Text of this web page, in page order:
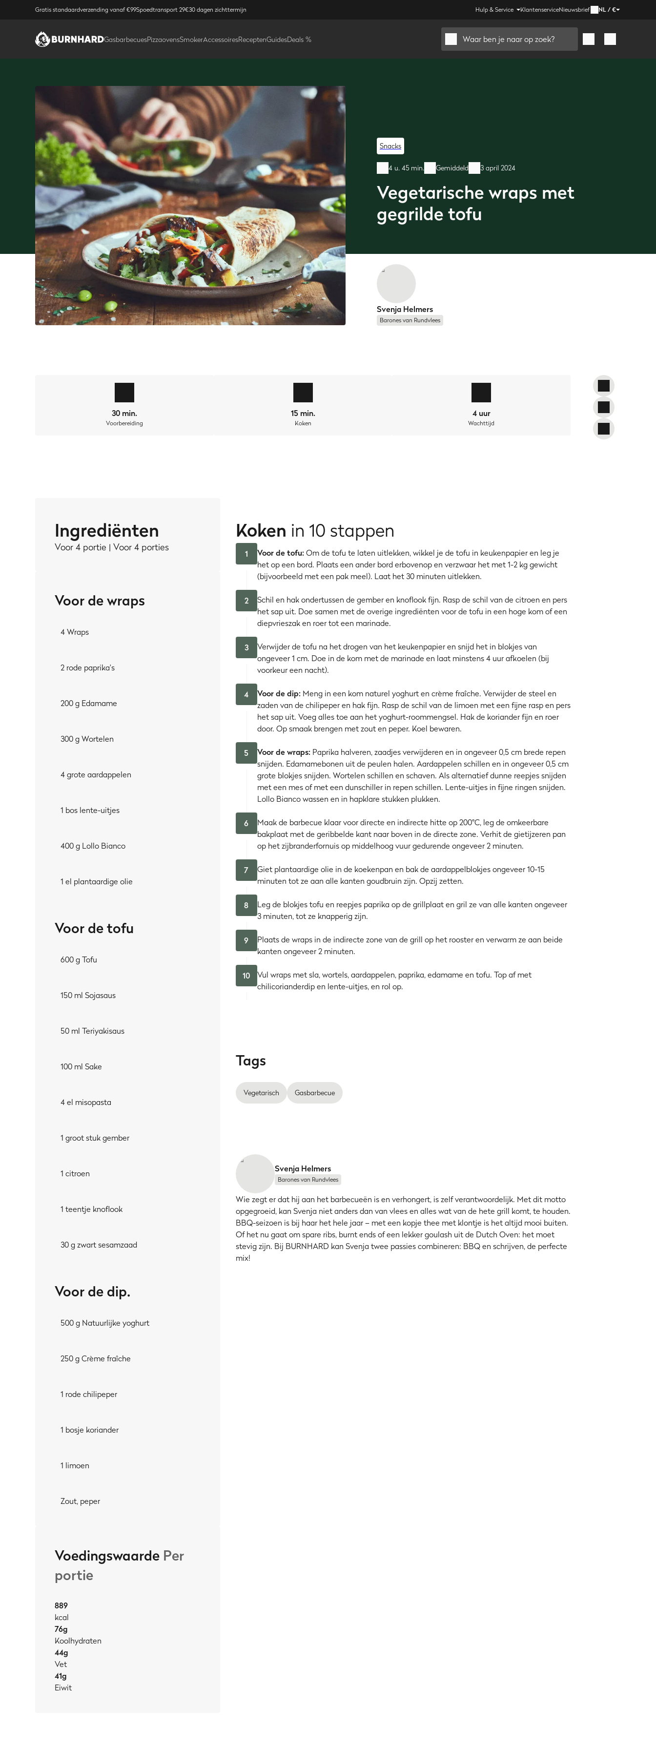
Gratis standaardverzending vanaf €99Spoedtransport 29€30 dagen zichttermijn Hulp & Service KlantenserviceNieuwsbrief NL/€
GasbarbecuesPizzaovensSmokerAccessoiresReceptenGuidesDeals % Waar ben je naar op zoek?
Snacks
4 u. 45 min. Gemiddeld 3 april 2024
Vegetarische wraps met
gegrilde tofu
Svenja Helmers
Barones van Rundvlees
Wat men in het algemeen van het
vindt, mag iedereen voor zichzelf beslissen. Maar echt niet oké, of het nu vlees bevat of niet: Saaie
naar? Niet met dit recept! In deze
zitten alleen geweldige, verse ingrediënten en – dat is het hoogtepunt van het geheel – heerlijk goed
gekruid, knapperig gegrilde tofu
nog meer in de wrap stopt, is sowieso aan jou.
30 min.
Voorbereiding
15 min.
Koken
4 uur
Wachttijd
Ingrediënten
Voor 4 portie | Voor 4 porties
Voor de wraps
4 Wraps
2 rode paprika's
200 g Edamame
300 g Wortelen
4 grote aardappelen
1 bos lente-uitjes
400 g Lollo Bianco
1 el plantaardige olie
Voor de tofu
600 g Tofu
150 ml Sojasaus
50 ml Teriyakisaus
100 ml Sake
4 el misopasta
1 groot stuk gember
1 citroen
1 teentje knoflook
30 g zwart sesamzaad
Voor de dip.
500 g Natuurlijke yoghurt
250 g Crème fraîche
1 rode chilipeper
1 bosje koriander
1 limoen
Zout, peper
Voedingswaarde Per
portie
889
kcal
76g
Koolhydraten
44g
Vet
41g
Eiwit
Koken in 10 stappen
1 Voor de tofu: Om de tofu te laten uitlekken, wikkel je de tofu in keukenpapier en leg je
het op een bord. Plaats een ander bord erbovenop en verzwaar het met 1-2 kg gewicht
(bijvoorbeeld met een pak meel). Laat het 30 minuten uitlekken.
2
Schil en hak ondertussen de gember en knoflook fijn. Rasp de schil van de citroen en pers
het sap uit. Doe samen met de overige ingrediënten voor de tofu in een hoge kom of een
diepvrieszak en roer tot een marinade.
3
Verwijder de tofu na het drogen van het keukenpapier en snijd het in blokjes van
ongeveer 1 cm. Doe in de kom met de marinade en laat minstens 4 uur afkoelen (bij
voorkeur een nacht).
4 Voor de dip: Meng in een kom naturel yoghurt en crème fraîche. Verwijder de steel en
zaden van de chilipeper en hak fijn. Rasp de schil van de limoen met een fijne rasp en pers
het sap uit. Voeg alles toe aan het yoghurt-roommengsel. Hak de koriander fijn en roer
door. Op smaak brengen met zout en peper. Koel bewaren.
5 Voor de wraps: Paprika halveren, zaadjes verwijderen en in ongeveer 0,5 cm brede repen
snijden. Edamamebonen uit de peulen halen. Aardappelen schillen en in ongeveer 0,5 cm
grote blokjes snijden. Wortelen schillen en schaven. Als alternatief dunne reepjes snijden
met een mes of met een dunschiller in repen schillen. Lente-uitjes in fijne ringen snijden.
Lollo Bianco wassen en in hapklare stukken plukken.
6
Maak de barbecue klaar voor directe en indirecte hitte op 200°C, leg de omkeerbare
bakplaat met de geribbelde kant naar boven in de directe zone. Verhit de gietijzeren pan
op het zijbranderfornuis op middelhoog vuur gedurende ongeveer 2 minuten.
7
Giet plantaardige olie in de koekenpan en bak de aardappelblokjes ongeveer 10-15
minuten tot ze aan alle kanten goudbruin zijn. Opzij zetten.
8
Leg de blokjes tofu en reepjes paprika op de grillplaat en gril ze van alle kanten ongeveer
3 minuten, tot ze knapperig zijn.
9
Plaats de wraps in de indirecte zone van de grill op het rooster en verwarm ze aan beide
kanten ongeveer 2 minuten.
10
Vul wraps met sla, wortels, aardappelen, paprika, edamame en tofu. Top af met
chilicorianderdip en lente-uitjes, en rol op.
Tags
Vegetarisch Gasbarbecue
Svenja Helmers
Barones van Rundvlees
Wie zegt er dat hij aan het barbecueën is en verhongert, is zelf verantwoordelijk. Met dit motto
opgegroeid, kan Svenja niet anders dan van vlees en alles wat van de hete grill komt, te houden.
BBQ-seizoen is bij haar het hele jaar – met een kopje thee met klontje is het altijd mooi buiten.
Of het nu gaat om spare ribs, burnt ends of een lekker goulash uit de Dutch Oven: het moet
stevig zijn. Bij BURNHARD kan Svenja twee passies combineren: BBQ en schrijven, de perfecte
mix!